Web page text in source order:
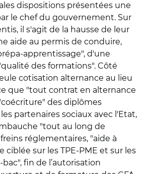
dispositions présentées une
le chef du gouvernement. Sur
il s'agit de la hausse de leur
aide au permis de conduire,
apprentissage", d'une
des formations". Côté
cotisation alternance au lieu
que "tout contrat en alternance
des diplômes
partenaires sociaux avec l'Etat,
"tout au long de
freins réglementaires, "aide à
ciblée sur les TPE-PME et sur les
fin de l’autorisation